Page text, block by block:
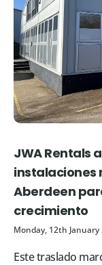
JWA Rentals
instalaciones
Aberdeen
crecimiento
Monday, 12th January
Este traslado